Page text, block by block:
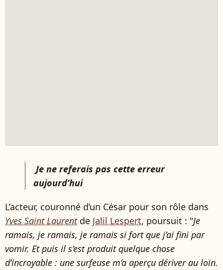
Je ne referais pas cette erreur
aujourd’hui
L’acteur, couronné d’un César pour son rôle dans
Yves Saint Laurentde Jalil Lespert, poursuit : "Je
ramais, je ramais, je ramais si fort que j’ai fini par
vomir. Et puis il s’est produit quelque chose
d’incroyable : une surfeuse m’a aperçu dériver au loin.